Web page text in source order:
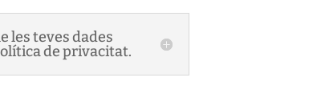
les teves dades
de privacitat.